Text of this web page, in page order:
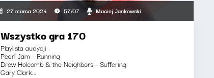
27 marca 2024 57:07 Maciej Jankowski
Wszystko gra 170
Playlista audycji:
Pearl Jam - Running
Drew Holcomb & the Neighbors - Suffering
Gary Clark...